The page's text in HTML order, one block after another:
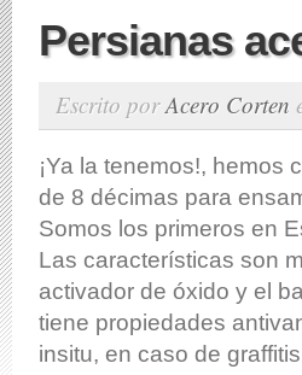
Persianas
Escrito porAcero Corten
¡Ya la tenemos!, hemos
de 8 décimas para
Somos los primeros en
Las características son
activador de óxido y el
tiene propiedades
insitu, en caso de